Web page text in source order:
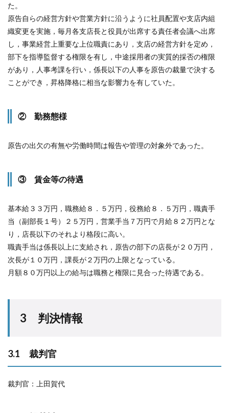
た。
原告自らの経営方針や営業方針に沿うように社員配置や支店内組
織変更を実施，毎月各支店長と役員が出席する責任者会議へ出席
し，事業経営上重要な上位職責にあり，支店の経営方針を定め，
部下を指導監督する権限を有し，中途採用者の実質的採否の権限
があり，人事考課を行い，係長以下の人事を原告の裁量で決する
ことができ，昇格降格に相当な影響力を有していた。
② 勤務態様
原告の出欠の有無や労働時間は報告や管理の対象外であった。
③ 賃金等の待遇
基本給３３万円，職務給８．５万円，役務給８．５万円，職責手
当（副部長１号）２５万円，営業手当７万円で月給８２万円とな
り，店長以下のそれより格段に高い。
職責手当は係長以上に支給され，原告の部下の店長が２０万円，
次長が１０万円，課長が２万円の上限となっている。
月額８０万円以上の給与は職務と権限に見合った待遇である。
3 判決情報
3.1 裁判官
裁判官：上田賀代